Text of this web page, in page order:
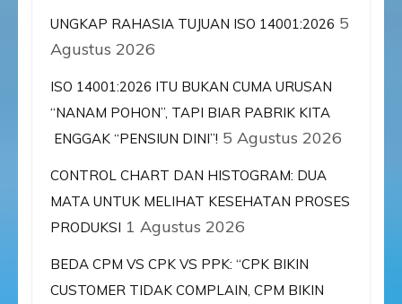
UNGKAP RAHASIA TUJUAN ISO 14001:2026 5
Agustus 2026
ISO 14001:2026 ITU BUKAN CUMA URUSAN
“NANAM POHON”, TAPI BIAR PABRIK KITA
ENGGAK “PENSIUN DINI”! 5 Agustus 2026
CONTROL CHART DAN HISTOGRAM: DUA
MATA UNTUK MELIHAT KESEHATAN PROSES
PRODUKSI 1 Agustus 2026
BEDA CPM VS CPK VS PPK: “CPK BIKIN
CUSTOMER TIDAK COMPLAIN, CPM BIKIN